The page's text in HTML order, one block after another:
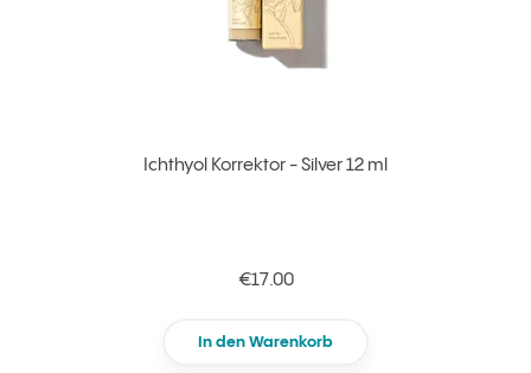
Ichthyol Korrektor - Silver 12 ml
€17.00
In den Warenkorb